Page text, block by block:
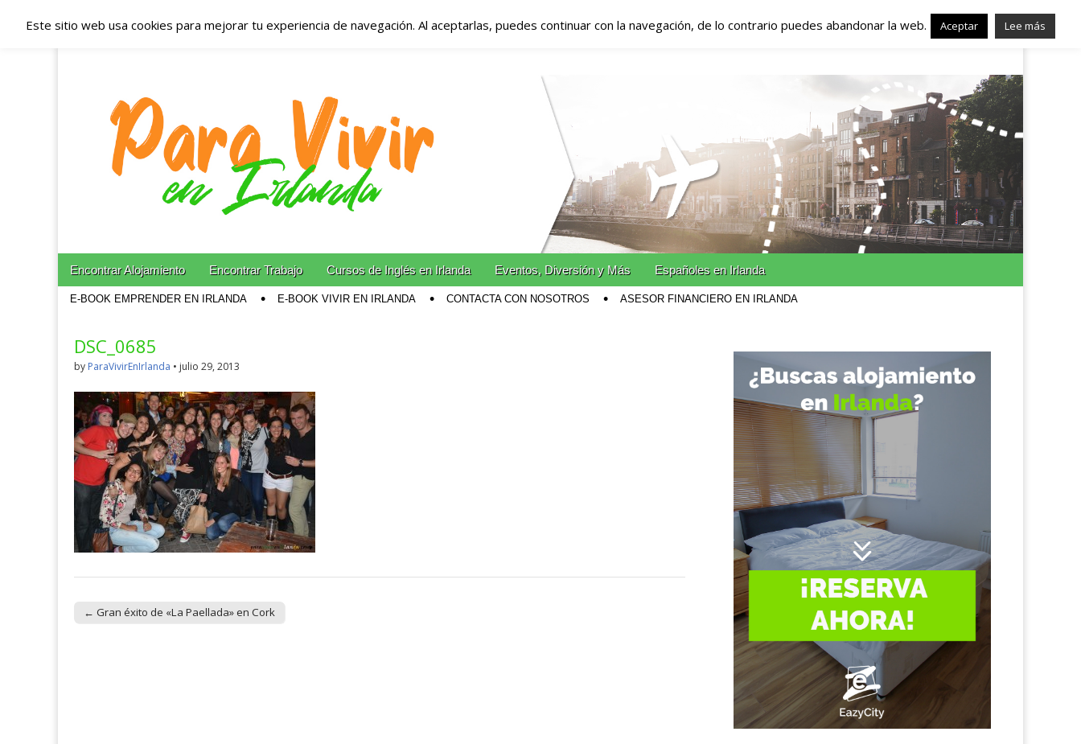
Españoles en Irlanda – Vivir en Irlanda – Trabajo en
Irlanda – Alojamiento en Irlanda
Blog dedicado a los que viven, estudian y trabajan en Irlanda!
Main menu
Skip to content
Encontrar Alojamiento Encontrar Trabajo Cursos de Inglés en Irlanda Eventos, Diversión y Más Españoles en Irlanda
E-BOOK EMPRENDER EN IRLANDA E-BOOK VIVIR EN IRLANDA CONTACTA CON NOSOTROS ASESOR FINANCIERO EN IRLANDA
DSC_0685
by ParaVivirEnIrlanda • julio 29, 2013
← Gran éxito de «La Paellada» en Cork
Este sitio web usa cookies para mejorar tu experiencia de navegación. Al aceptarlas, puedes continuar con la navegación, de lo contrario puedes abandonar la web. Aceptar Lee más